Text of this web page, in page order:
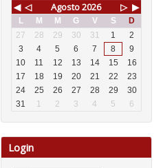
◀ ◁ Agosto2026 ▷ ▶
L M M G V S
D
27
28 29 30 31 1
2
3
4 5 6 7 8
9
10
11 12 13 14 15
16
17
18 19 20 21 22
23
24
25 26 27 28 29
30
31
1 2 3 4 5 6
Login